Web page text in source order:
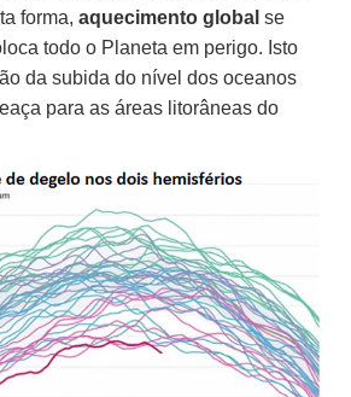
forma,aquecimento global se
todo o Planeta em perigo. Isto
da subida do nível dos oceanos
para as áreas litorâneas do